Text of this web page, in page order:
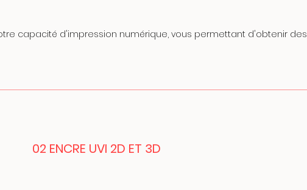
capacité d'impression numérique, vous permettant d'obtenir des
02 ENCRE UVI 2D ET 3D